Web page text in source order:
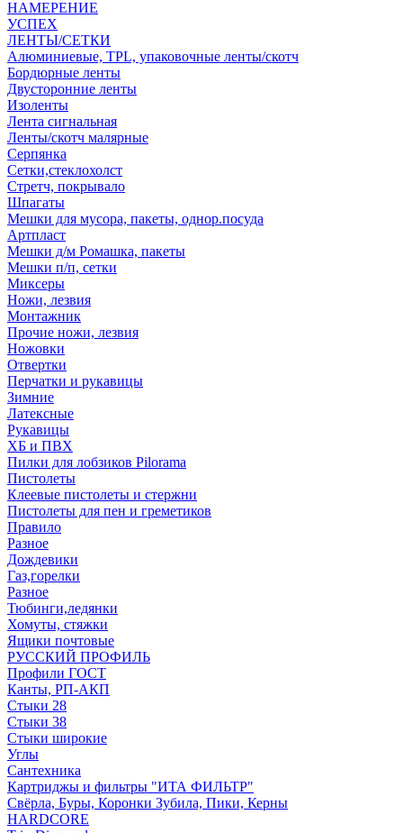
НАМЕРЕНИЕ
УСПЕХ
ЛЕНТЫ/СЕТКИ
Алюминиевые, TPL, упаковочные ленты/скотч
Бордюрные ленты
Двусторонние ленты
Изоленты
Лента сигнальная
Ленты/скотч малярные
Серпянка
Сетки,стеклохолст
Стретч, покрывало
Шпагаты
Мешки для мусора, пакеты, однор.посуда
Артпласт
Мешки д/м Ромашка, пакеты
Мешки п/п, сетки
Миксеры
Ножи, лезвия
Монтажник
Прочие ножи, лезвия
Ножовки
Отвертки
Перчатки и рукавицы
Зимние
Латексные
Рукавицы
ХБ и ПВХ
Пилки для лобзиков Pilorama
Пистолеты
Клеевые пистолеты и стержни
Пистолеты для пен и греметиков
Правило
Разное
Дождевики
Газ,горелки
Разное
Тюбинги,ледянки
Хомуты, стяжки
Ящики почтовые
РУССКИЙ ПРОФИЛЬ
Профили ГОСТ
Канты, РП-АКП
Стыки 28
Стыки 38
Стыки широкие
Углы
Сантехника
Картриджы и фильтры "ИТА ФИЛЬТР"
Свёрла, Буры, Коронки Зубила, Пики, Керны
HARDCORE